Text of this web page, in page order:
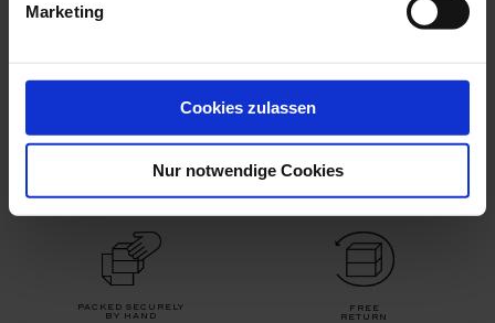
Marketing
Cookies zulassen
Nur notwendige Cookies
Keyring Pendant Ming
$520.00
packed securely
by hand
free
return